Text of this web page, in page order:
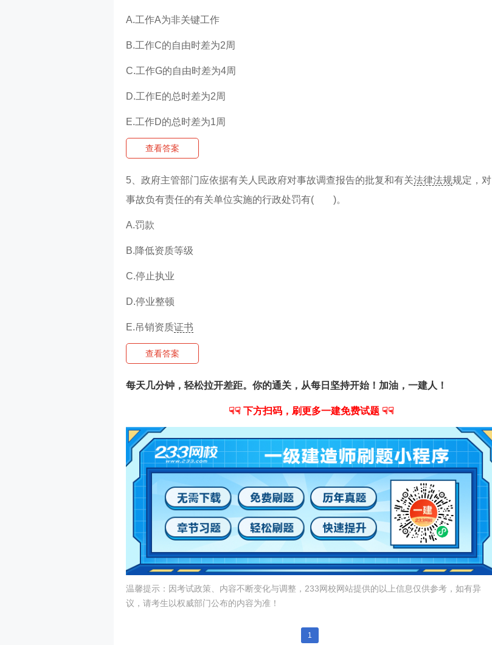
A.工作A为非关键工作
B.工作C的自由时差为2周
C.工作G的自由时差为4周
D.工作E的总时差为2周
E.工作D的总时差为1周
查看答案
5、政府主管部门应依据有关人民政府对事故调查报告的批复和有关法律法规规定，对
事故负有责任的有关单位实施的行政处罚有( )。
A.罚款
B.降低资质等级
C.停止执业
D.停业整顿
E.吊销资质证书
查看答案
每天几分钟，轻松拉开差距。你的通关，从每日坚持开始！加油，一建人！
☟☟ 下方扫码，刷更多一建免费试题 ☟☟
温馨提示：因考试政策、内容不断变化与调整，233网校网站提供的以上信息仅供参考，如有异
议，请考生以权威部门公布的内容为准！
1